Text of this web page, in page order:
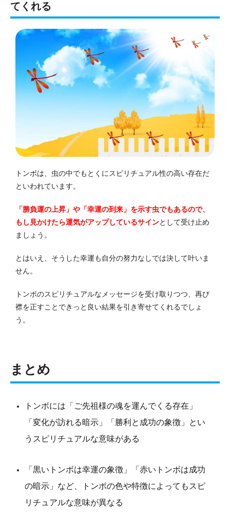
てくれる
トンボは、虫の中でもとくにスピリチュアル性の高い存在だ
といわれています。
「勝負運の上昇」や「幸運の到来」を示す虫でもあるので、
もし見かけたら運気がアップしているサインとして受け止め
ましょう。
とはいえ、そうした幸運も自分の努力なしでは決して叶いま
せん。
トンボのスピリチュアルなメッセージを受け取りつつ、再び
襟を正すことできっと良い結果を引き寄せてくれるでしょ
う。
まとめ
トンボには「ご先祖様の魂を運んでくる存在」
「変化が訪れる暗示」「勝利と成功の象徴」とい
うスピリチュアルな意味がある
「黒いトンボは幸運の象徴」「赤いトンボは成功
の暗示」など、トンボの色や特徴によってもスピ
リチュアルな意味が異なる